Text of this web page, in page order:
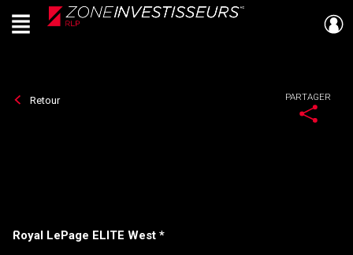
Live
En Direct
Menu
Retour PARTAGER
Royal LePage ELITE West *